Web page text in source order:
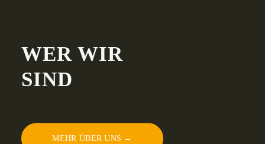
WER WIR
SIND
MEHR ÜBER UNS →